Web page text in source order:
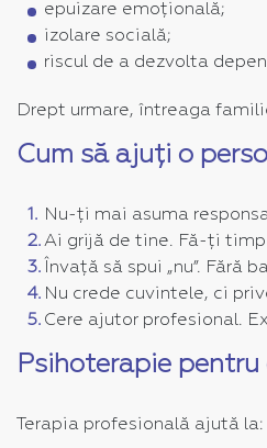
epuizare emoțională;
izolare socială;
riscul de a dezvolta
Drept urmare, întreaga
Cum să ajuți o
Nu-ți mai asuma
Ai grijă de tine. Fă-ți
Învață să spui „nu”. Fără
Nu crede cuvintele, ci
Cere ajutor profesional.
Psihoterapie
Terapia profesională ajută la: